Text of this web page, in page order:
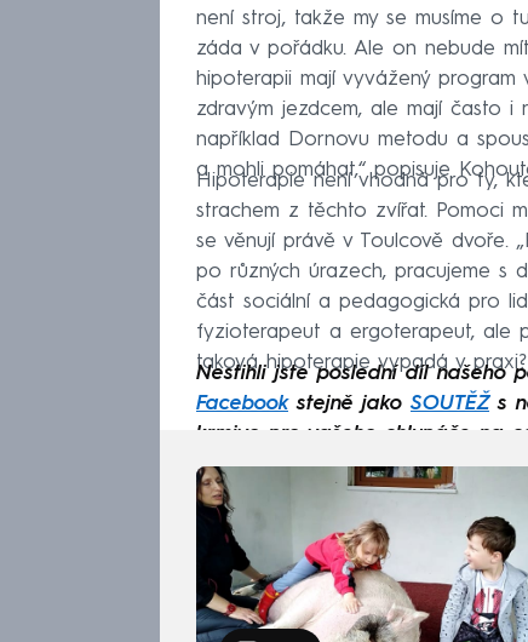
není stroj, takže my se musíme o
záda v pořádku. Ale on nebude
hipoterapii mají vyvážený
zdravým jezdcem, ale mají často i
například Dornovu metodu a
a mohli pomáhat,“ popisuje
Hipoterapie není vhodná pro ty,
strachem z těchto zvířat. Pomoci
se věnují právě v Toulcově dvoře.
po různých úrazech, pracujeme s
část sociální a pedagogická pro
fyzioterapeut a ergoterapeut, ale
taková hipoterapie vypadá v
Nestihli jste poslední díl našeho
Facebookstejně jako SOUTĚŽs
krmivo pro vašeho chlupáče na